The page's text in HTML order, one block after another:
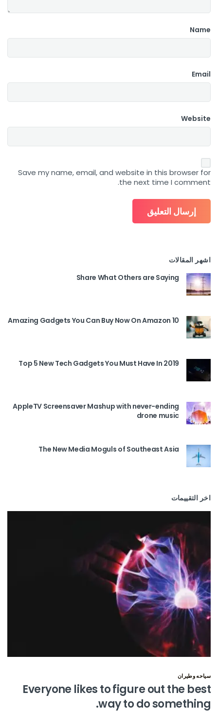
Name
Email
Website
Save my name, email, and website in this browser for
the next time I comment.
اشهر المقالات
Share What Others are Saying
10 Amazing Gadgets You Can Buy Now On Amazon
Top 5 New Tech Gadgets You Must Have In 2019
AppleTV Screensaver Mashup with never-ending
drone music
The New Media Moguls of Southeast Asia
اخر التقييمات
سياحه وطيران
Everyone likes to figure out the best
way to do something.